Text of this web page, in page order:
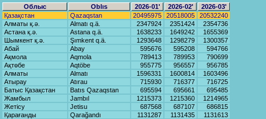
Облыс Oblıs 2026-01' 2026-02'
2026-03'
Қазақстан
Qаzаqstаn 20495975 20518005
20532240
Алматы қ.ә.
Almаtı q.ä. 2347924 2351424
2354736
Астана қ.ә.
Astаnа q.ä. 1638233 1649242
1655369
Шымкент қ.ә.
Şımkent q.ä. 1293648 1298279
1300357
Абай
Abаy 595676 595208
594766
Ақмола
Aqmolа 789413 789953
790699
Ақтөбе
Aqtöbe 955775 956557
956785
Алматы
Almаtı 1596331 1600814
1603496
Атырау
Atırаu 715930 716377
716725
Батыс Қазақстан
Bаtıs Qаzаqstаn 695594 695661
695485
Жамбыл
Jаmbıl 1215373 1215360
1214965
Жетісу
Jetisu 687568 687107
686815
Қарағанды
Qаrаğаndı 1131287 1131435
1131613